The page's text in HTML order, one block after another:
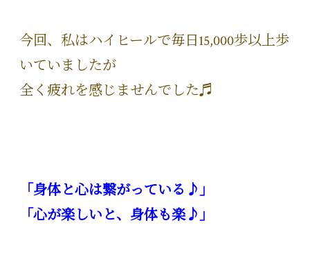
今回、私はハイヒールで毎日15,000歩以上歩
いていましたが
全く疲れを感じませんでした♬
「身体と心は繋がっている♪」
「心が楽しいと、身体も楽♪」